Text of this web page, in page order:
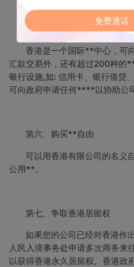
第五、国际借贷融资方便
香港是一个国际**中心，可
汇款交易外，还有超过200种的
银行设施,如: 信用卡、银行借贷
可向政府申请任何****以协助公
第六、购买**自由
可以用香港有限公司的名义
公用**。
第七、争取香港居留权
如果您的公司已经对香港作
人民入境事务处申请多次商务来
以获得香港永久居留权。香港政
免费通话